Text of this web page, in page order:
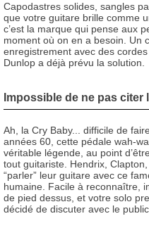
Capodastres solides, sangles
que votre guitare brille comme
c’est la marque qui pense aux
moment où on en a besoin. Un
enregistrement avec des
Dunlop a déjà prévu la solution.
Impossible de ne pas citer
Ah, la Cry Baby... difficile de
années 60, cette pédale wah-
véritable légende, au point
tout guitariste. Hendrix,
“parler” leur guitare avec ce
humaine. Facile à reconnaître,
de pied dessus, et votre solo
décidé de discuter avec le public.